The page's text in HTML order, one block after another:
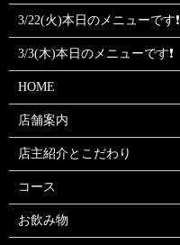
3/22(火)本日のメニューです❗
3/3(木)本日のメニューです❗
HOME
店舗案内
店主紹介とこだわり
コース
お飲み物